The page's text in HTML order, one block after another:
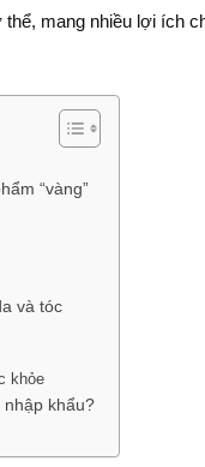
mang nhiều lợi ích
“vàng”
và tóc
khỏe
khẩu?